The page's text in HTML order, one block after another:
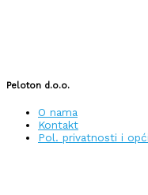
Peloton d.o.o.
O nama
Kontakt
Pol. privatnosti i